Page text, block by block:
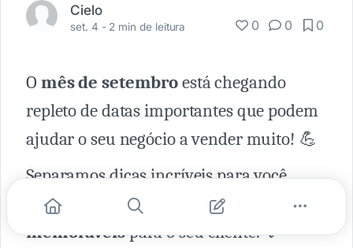
Cielo
set. 4 - 2 min de leitura 0 0 0
Omês de setembroestá chegando
repleto de datas importantes que podem
ajudar o seu negócio a vender muito! 💪
Separamos dicas incríveis para você
criar estratégias
experiências
memoráveispara o seu cliente. 💡